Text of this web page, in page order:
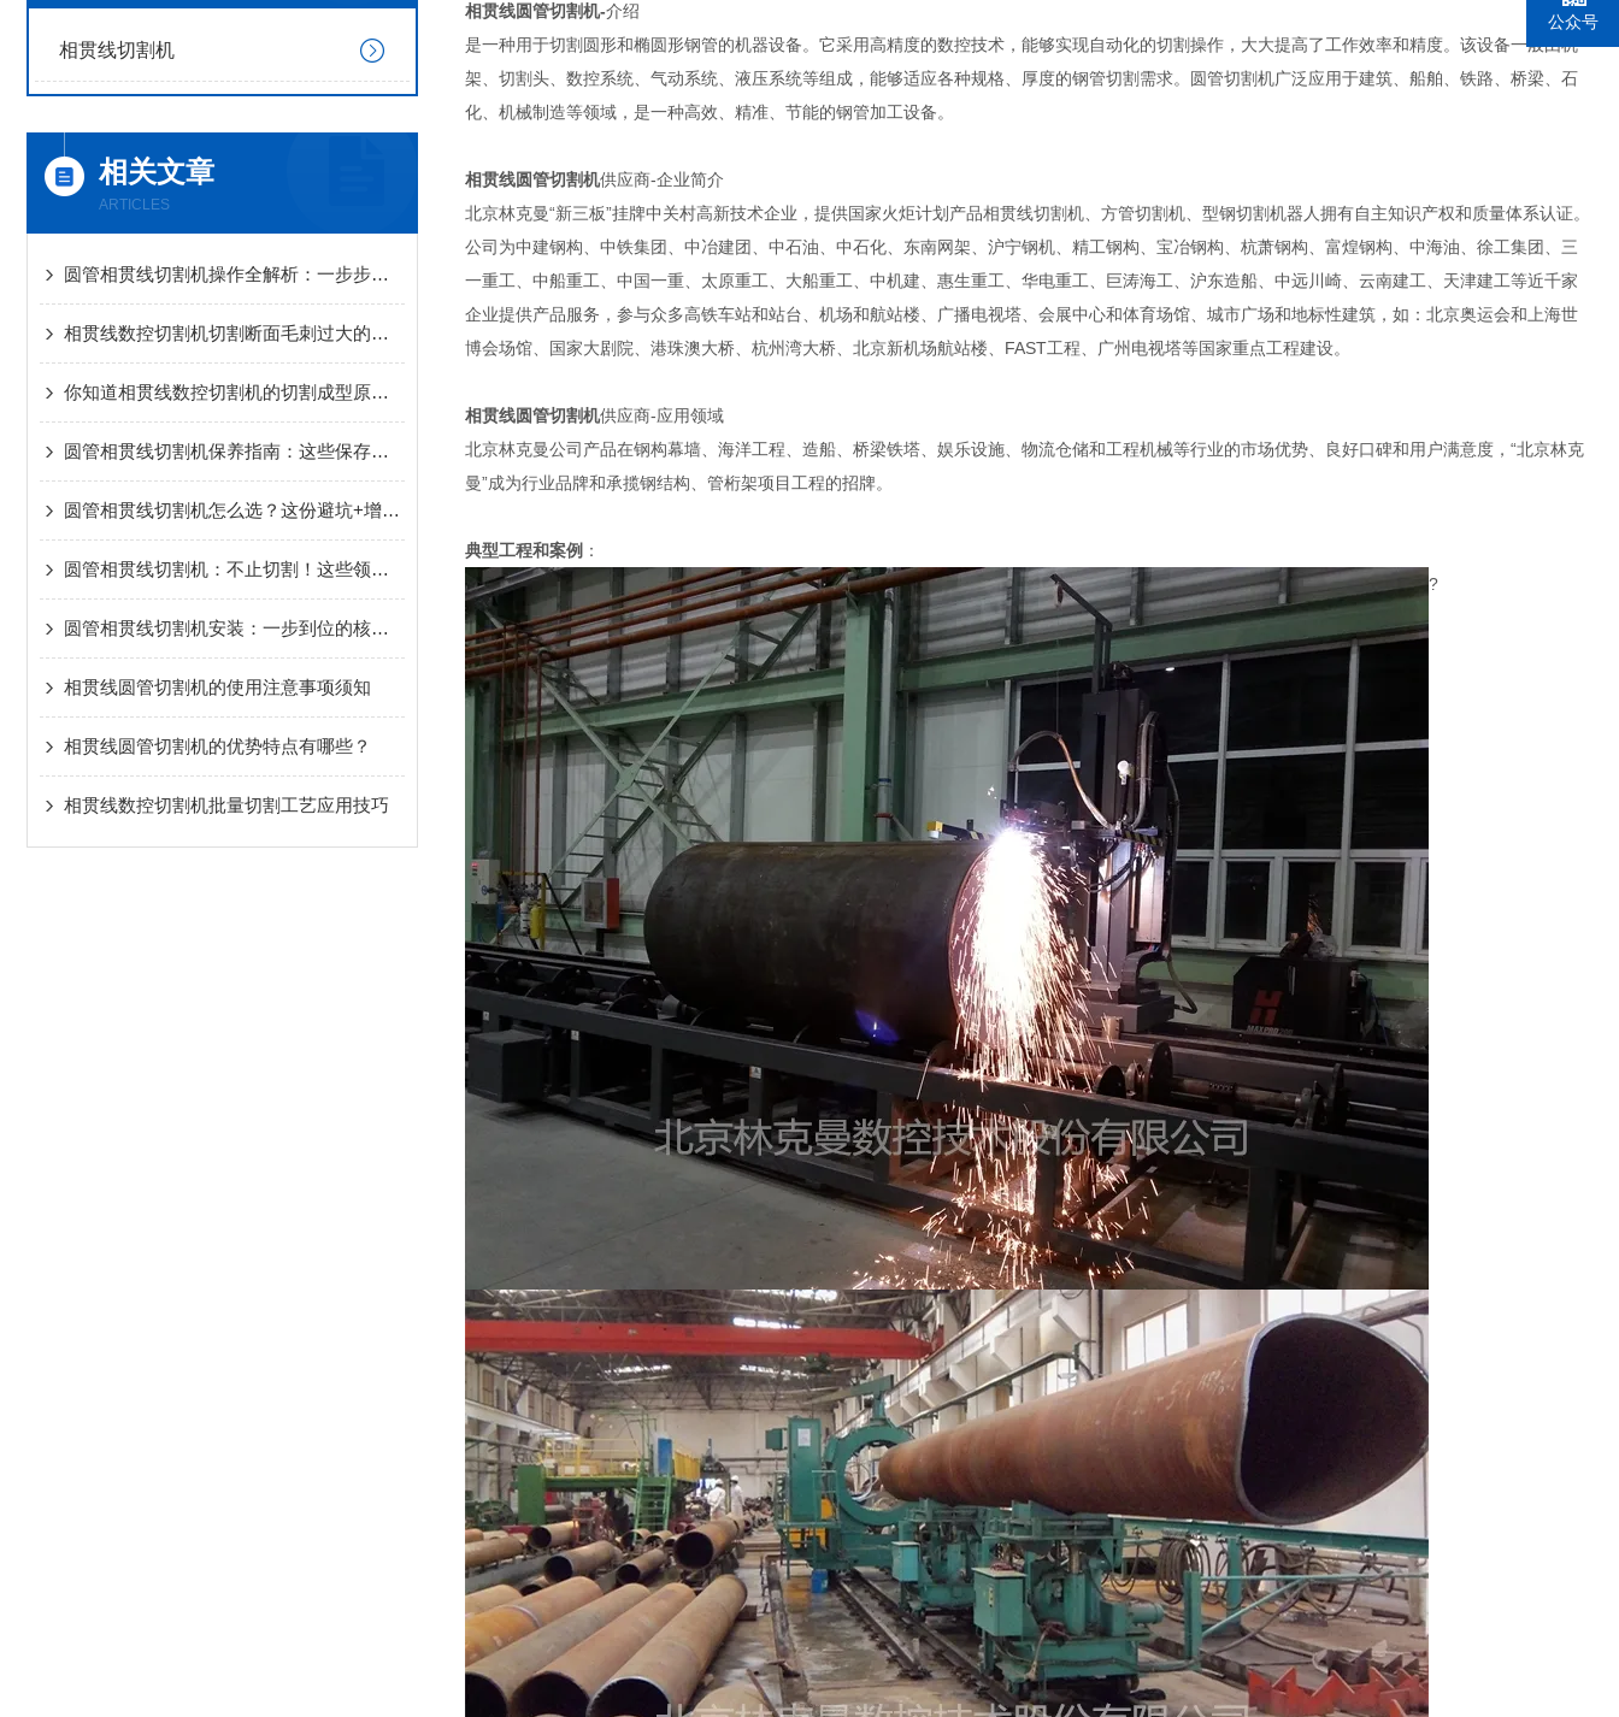
相贯线切割机
相关文章
ARTICLES
圆管相贯线切割机操作全解析：一步步解锁精准切割的核心流程
相贯线数控切割机切割断面毛刺过大的故障排查
你知道相贯线数控切割机的切割成型原理吗？
圆管相贯线切割机保养指南：这些保存技巧，让设备多用好几年！
圆管相贯线切割机怎么选？这份避坑+增效的选购指南请收好
圆管相贯线切割机：不止切割！这些领域都藏着它的“硬实力”
圆管相贯线切割机安装：一步到位的核心秘诀，新手也能轻松拿捏！
相贯线圆管切割机的使用注意事项须知
相贯线圆管切割机的优势特点有哪些？
相贯线数控切割机批量切割工艺应用技巧
相贯线圆管切割机-介绍
是一种用于切割圆形和椭圆形钢管的机器设备。它采用高精度的数控技术，能够实现自动化的切割操作，大大提高了工作效率和精度。该设备一般由机
架、切割头、数控系统、气动系统、液压系统等组成，能够适应各种规格、厚度的钢管切割需求。圆管切割机广泛应用于建筑、船舶、铁路、桥梁、石
化、机械制造等领域，是一种高效、精准、节能的钢管加工设备。
相贯线圆管切割机供应商-企业简介
北京林克曼“新三板”挂牌中关村高新技术企业，提供国家火炬计划产品相贯线切割机、方管切割机、型钢切割机器人拥有自主知识产权和质量体系认证。
公司为中建钢构、中铁集团、中冶建团、中石油、中石化、东南网架、沪宁钢机、精工钢构、宝冶钢构、杭萧钢构、富煌钢构、中海油、徐工集团、三
一重工、中船重工、中国一重、太原重工、大船重工、中机建、惠生重工、华电重工、巨涛海工、沪东造船、中远川崎、云南建工、天津建工等近千家
企业提供产品服务，参与众多高铁车站和站台、机场和航站楼、广播电视塔、会展中心和体育场馆、城市广场和地标性建筑，如：北京奥运会和上海世
博会场馆、国家大剧院、港珠澳大桥、杭州湾大桥、北京新机场航站楼、FAST工程、广州电视塔等国家重点工程建设。
相贯线圆管切割机供应商-应用领域
北京林克曼公司产品在钢构幕墙、海洋工程、造船、桥梁铁塔、娱乐设施、物流仓储和工程机械等行业的市场优势、良好口碑和用户满意度，“北京林克
曼”成为行业品牌和承揽钢结构、管桁架项目工程的招牌。
典型工程和案例 ：
?
公众号